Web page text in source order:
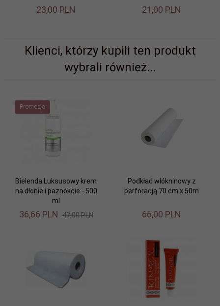
23,00 PLN 21,00 PLN
Klienci, którzy kupili ten produkt
wybrali również...
Promocja
Bielenda Luksusowy krem
na dłonie i paznokcie - 500
ml
36,66 PLN 47,00 PLN
Podkład włókninowy z
perforacją 70 cm x 50m
66,00 PLN